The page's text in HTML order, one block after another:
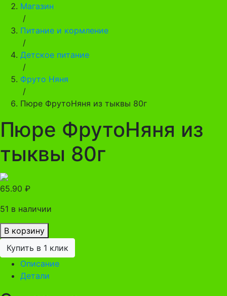
Магазин
/
Питание и кормление
/
Детское питание
/
Фруто Няня
/
Пюре ФрутоНяня из тыквы 80г
Пюре ФрутоНяня из
тыквы 80г
65.90 ₽
51 в наличии
В корзину
Купить в 1 клик
Описание
Детали